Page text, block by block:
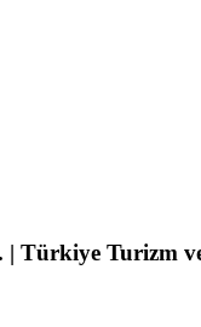
Türkiye Turizm